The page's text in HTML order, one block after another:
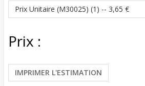
Prix :
IMPRIMER L'ESTIMATION